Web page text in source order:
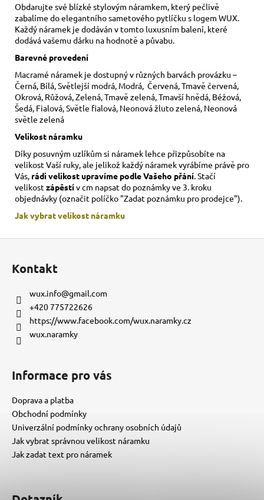
Obdarujte své blízké stylovým náramkem, který pečlivě
zabalíme do elegantního sametového pytlíčku s logem WUX.
Každý náramek je dodáván v tomto luxusním balení, které
dodává vašemu dárku na hodnotě a půvabu.
Barevné provedení
Macramé náramek je dostupný v různých barvách provázku –
Černá, Bílá, Světlejší modrá, Modrá, Červená, Tmavě červená,
Okrová, Růžová, Zelená, Tmavě zelená, Tmavší hnědá, Béžová,
Šedá, Fialová, Světle fialová, Neonová žluto zelená, Neonová
světle zelená
Velikost náramku
Díky posuvným uzlíkům si náramek lehce přizpůsobíte na
velikost Vaší ruky, ale jelikož každý náramek vyrábíme právě pro
Vás, rádi velikost upravíme podle Vašeho přání . Stačí
velikostzápěstív cm napsat do poznámky ve 3. kroku
objednávky (označit políčko "Zadat poznámku pro prodejce").
Jak vybrat velikost náramku
Kontakt
wux.info@gmail.com
+420 775722626
https://www.facebook.com/wux.naramky.cz
wux.naramky
Informace pro vás
Doprava a platba
Obchodní podmínky
Univerzální podmínky ochrany osobních údajů
Jak vybrat správnou velikost náramku
Jak zadat text pro náramek